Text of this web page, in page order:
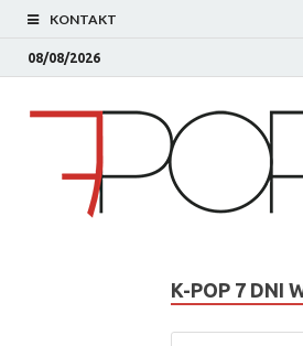
KONTAKT
08/08/2026
K-POP 7 DNI